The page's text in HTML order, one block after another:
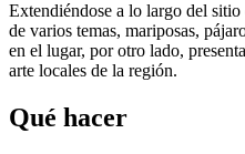
Extendiéndose a lo largo del
de varios temas, mariposas,
en el lugar, por otro lado,
arte locales de la región.
Qué hacer